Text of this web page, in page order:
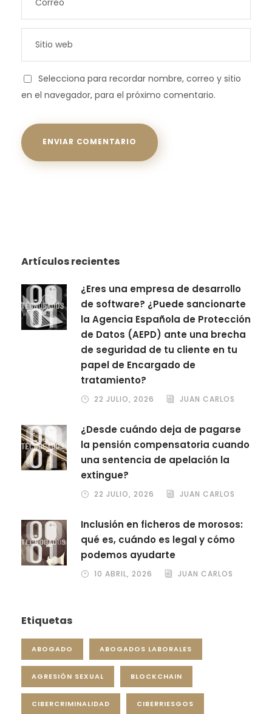
Selecciona para recordar nombre, correo y sitio
en el navegador, para el próximo comentario.
Artículos recientes
¿Eres una empresa de desarrollo
de software? ¿Puede sancionarte
la Agencia Española de Protección
de Datos (AEPD) ante una brecha
de seguridad de tu cliente en tu
papel de Encargado de
tratamiento?
22 JULIO, 2026 JUAN CARLOS
¿Desde cuándo deja de pagarse
la pensión compensatoria cuando
una sentencia de apelación la
extingue?
22 JULIO, 2026 JUAN CARLOS
Inclusión en ficheros de morosos:
qué es, cuándo es legal y cómo
podemos ayudarte
10 ABRIL, 2026 JUAN CARLOS
Etiquetas
ABOGADO ABOGADOS LABORALES
AGRESIÓN SEXUAL BLOCKCHAIN
CIBERCRIMINALIDAD CIBERRIESGOS